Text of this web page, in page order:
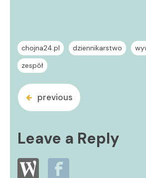
chojna24.pl dziennikarstwo
zespół
previous
Leave a Reply